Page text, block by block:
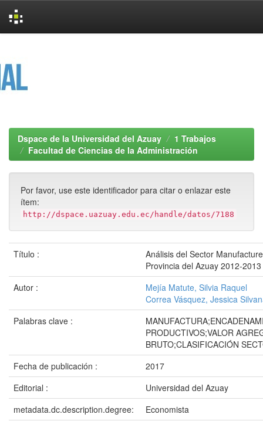
Dspace de la Universidad del Azuay
1 Trabajos
Facultad de Ciencias de la Administración
Por favor, use este identificador para citar o enlazar este
ítem:
http://dspace.uazuay.edu.ec/handle/datos/7188
Título :
Análisis del Sector
Provincia del Azuay 2012-2013
Autor :
Mejía Matute, Silvia Raquel
Correa Vásquez, Jessica
Palabras clave :
PRODUCTIVOS;VALOR
BRUTO;CLASIFICACIÓN
Fecha de publicación :
2017
Editorial :
Universidad del Azuay
metadata.dc.description.degree:
Economista